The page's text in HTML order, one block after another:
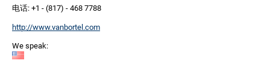
电话: +1 - (817) - 468 7788
http://www.vanbortel.com
We speak: